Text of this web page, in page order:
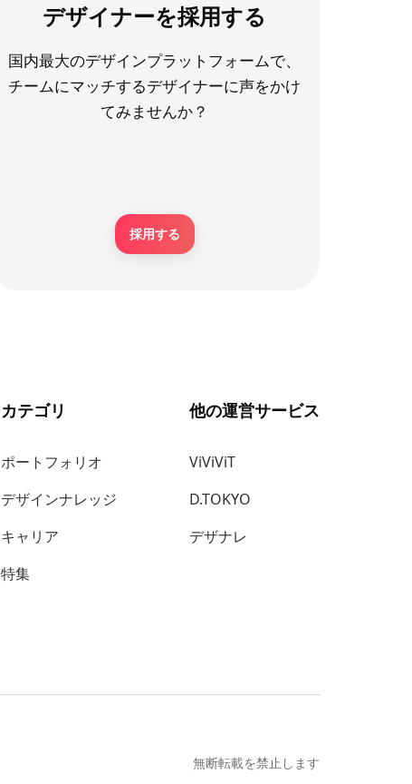
デザイナーを採用する
国内最大のデザインプラットフォームで、
チームにマッチするデザイナーに声をかけ
てみませんか？
採用する
カテゴリ
ポートフォリオ
デザインナレッジ
キャリア
特集
他の運営サービス
ViViViT
D.TOKYO
デザナレ
無断転載を禁止します